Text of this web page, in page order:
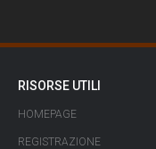
RISORSE UTILI
HOMEPAGE
REGISTRAZIONE